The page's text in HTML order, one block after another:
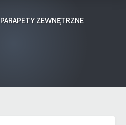
PARAPETY ZEWNĘTRZNE